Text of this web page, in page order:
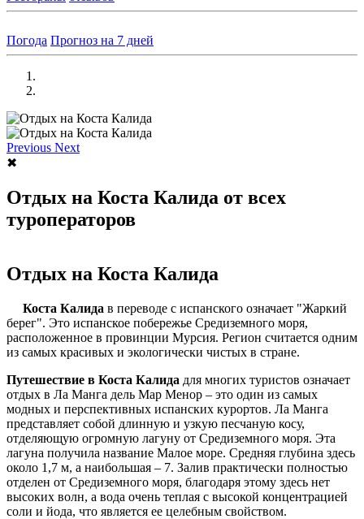
Погода Прогноз на 7 дней
Previous Next
✖
Отдых на Коста Калида от всех
туроператоров
Отдых на Коста Калида
Коста Калида в переводе с испанского означает "Жаркий
берег". Это испанское побережье Средиземного моря,
расположенное в провинции Мурсия. Регион считается одним
из самых красивых и экологически чистых в стране.
Путешествие в Коста Калида для многих туристов означает
отдых в Ла Манга дель Мар Менор – это один из самых
модных и перспективных испанских курортов. Ла Манга
представляет собой длинную и узкую песчаную косу,
отделяющую огромную лагуну от Средиземного моря. Эта
лагуна получила название Малое море. Средняя глубина здесь
около 1,7 м, а наибольшая – 7. Залив практически полностью
отделен от Средиземного моря, благодаря этому здесь нет
высоких волн, а вода очень теплая с высокой концентрацией
соли и йода, что является ее целебным свойством.